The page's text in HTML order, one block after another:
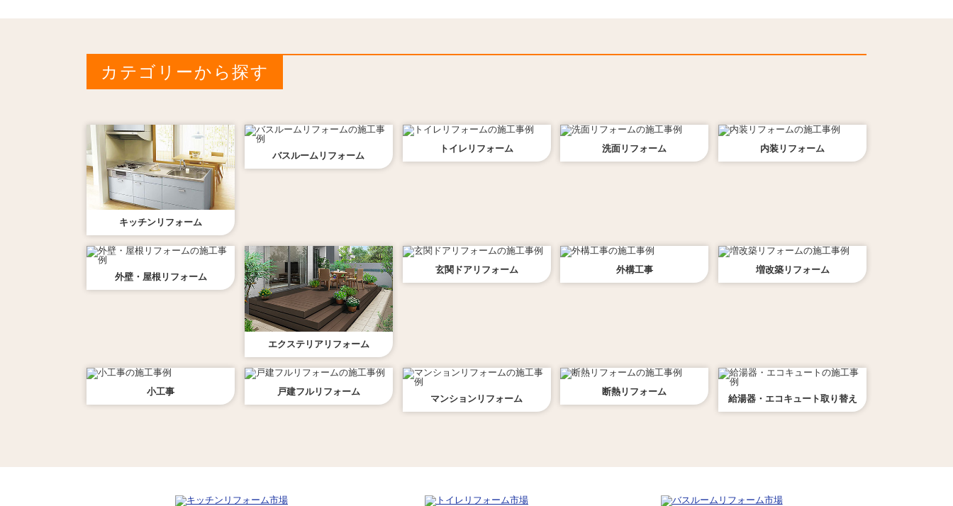
カテゴリーから探す
キッチン リフォーム
バスルーム リフォーム
トイレ リフォーム 洗面 リフォーム 内装 リフォーム
外壁・屋根リフォーム
エクステリアリフォーム
玄関ドアリフォーム 外構工事 増改築リフォーム
小工事 戸建フルリフォーム
マンション リフォーム
断熱 リフォーム
給湯器・エコキュート取り替え